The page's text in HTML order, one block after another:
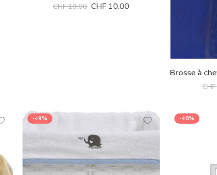
CHF19.00 CHF 10.00
Brosse à
CHF
-49% -48%